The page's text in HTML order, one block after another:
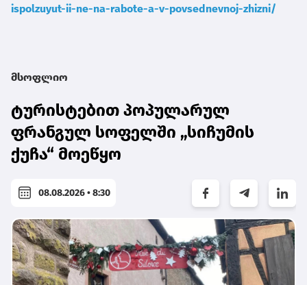
ispolzuyut-ii-ne-na-rabote-a-v-povsednevnoj-zhizni/
მსოფლიო
ტურისტებით პოპულარულ
ფრანგულ სოფელში „სიჩუმის
ქუჩა“ მოეწყო
08.08.2026 • 8:30